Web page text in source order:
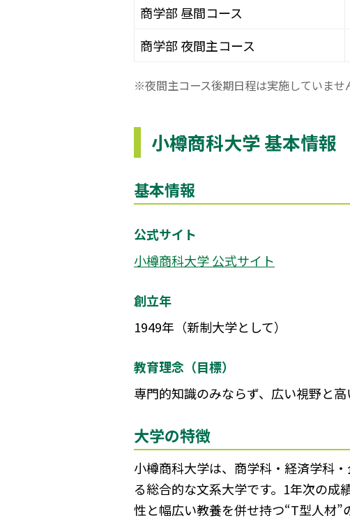
商学部 昼間コース
商学部 夜間主コース
※夜間主コース後期日程は実施していませ
小樽商科大学 基本情報
基本情報
公式サイト
小樽商科大学 公式サイト
創立年
1949年（新制大学として）
教育理念（目標）
専門的知識のみならず、広い視野と
大学の特徴
小樽商科大学は、商学科・経済学科
る総合的な文系大学です。1年次の成
性と幅広い教養を併せ持つ“T型人材